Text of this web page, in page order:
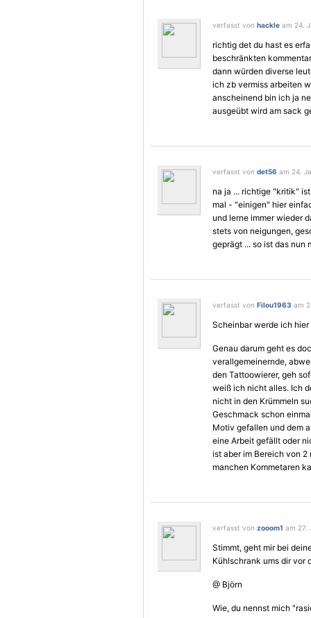
verfasst von hackle am 24.
richtig det du hast es
beschränkten
dann würden diverse
ich zb vermiss arbeiten
anscheinend bin ich ja
ausgeübt wird am sack
verfasst von det56 am 24.
na ja ... richtige "kritik"
mal - "einigen" hier
und lerne immer wieder
stets von neigungen,
geprägt ... so ist das nun
verfasst von Filou1963 am
Scheinbar werde ich
Genau darum geht es
verallgemeinernde,
den Tattoowierer, geh
weiß ich nicht alles. Ich
nicht in den Krümmeln
Geschmack schon
Motiv gefallen und dem
eine Arbeit gefällt oder
ist aber im Bereich von
manchen Kommetaren
verfasst von zooom1 am 27.
Stimmt, geht mir bei
Kühlschrank ums dir vor
@ Björn
Wie, du nennst mich